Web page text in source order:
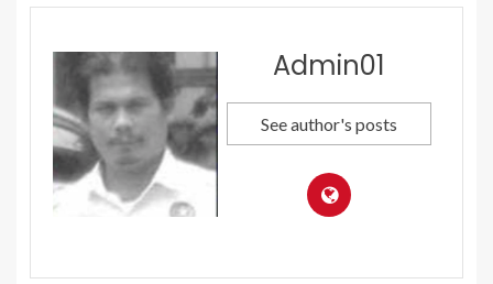
Admin01
See author's posts